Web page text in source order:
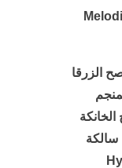
الزرقا
سالكة